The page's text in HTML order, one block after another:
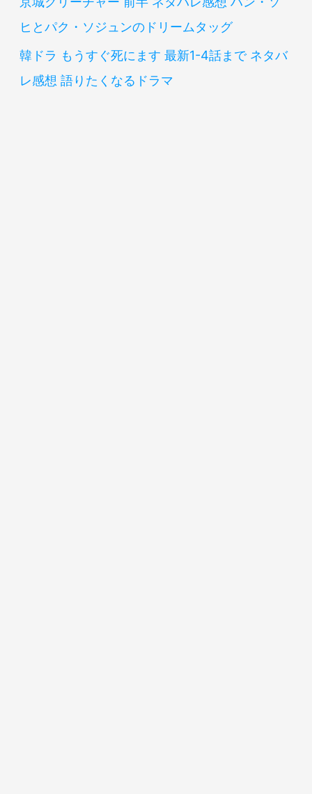
ヒとパク・ソジュンのドリームタッグ
韓ドラ もうすぐ死にます 最新1-4話まで ネタバ
レ感想 語りたくなるドラマ